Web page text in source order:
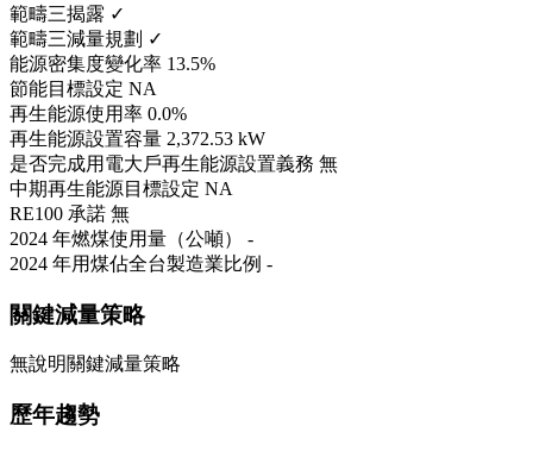
範疇三揭露 ✓
範疇三減量規劃 ✓
能源密集度變化率 13.5%
節能目標設定 NA
再生能源使用率 0.0%
再生能源設置容量 2,372.53 kW
是否完成用電大戶再生能源設置義務 無
中期再生能源目標設定 NA
RE100 承諾 無
2024 年燃煤使用量（公噸） -
2024 年用煤佔全台製造業比例 -
關鍵減量策略
無說明關鍵減量策略
歷年趨勢